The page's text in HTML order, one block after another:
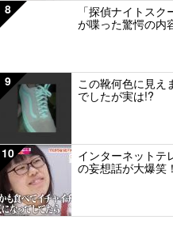
8
「探偵ナイトス
が喋った驚愕の内
9
この靴何色に見え
でしたが実は!?
10
インターネットテ
の妄想話が大爆笑！